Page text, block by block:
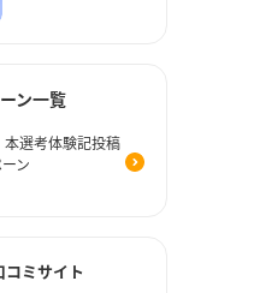
ン一覧
本選考体験記投稿
ン
コミサイト